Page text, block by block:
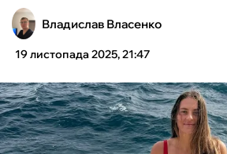
ХОКЕЙ
ТЕНІС
КІБЕРСПОРТ
ЧС-2026
Владислав Власенко
19 листопада 2025, 21:47